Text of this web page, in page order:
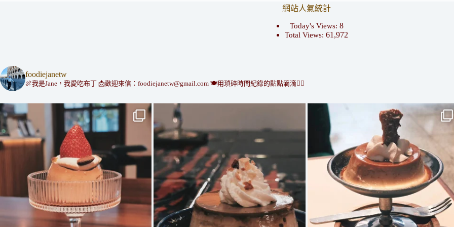
網站人氣統計
Today's Views: 8
Total Views:61,972
foodiejanetw
🍖我是Jane，我愛吃布丁 📩歡迎來信：foodiejanetw@gmail.com 🍽用瑣碎時間紀錄的點點滴滴👇🏻